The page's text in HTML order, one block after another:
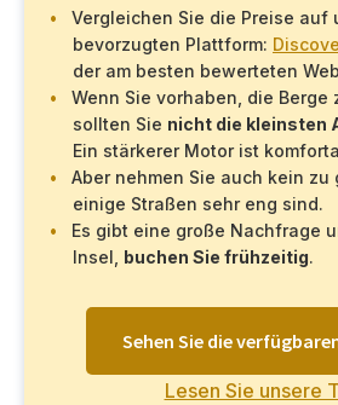
Vergleichen Sie die Preise auf
bevorzugten Plattform:
der am besten bewerteten
Wenn Sie vorhaben, die Berge
sollten Sie nicht die kleinsten
Ein stärkerer Motor ist
Aber nehmen Sie auch kein zu
einige Straßen sehr eng sind.
Es gibt eine große Nachfrage
Insel, buchen Sie frühzeitig.
Sehen Sie die
Lesen Sie unsere